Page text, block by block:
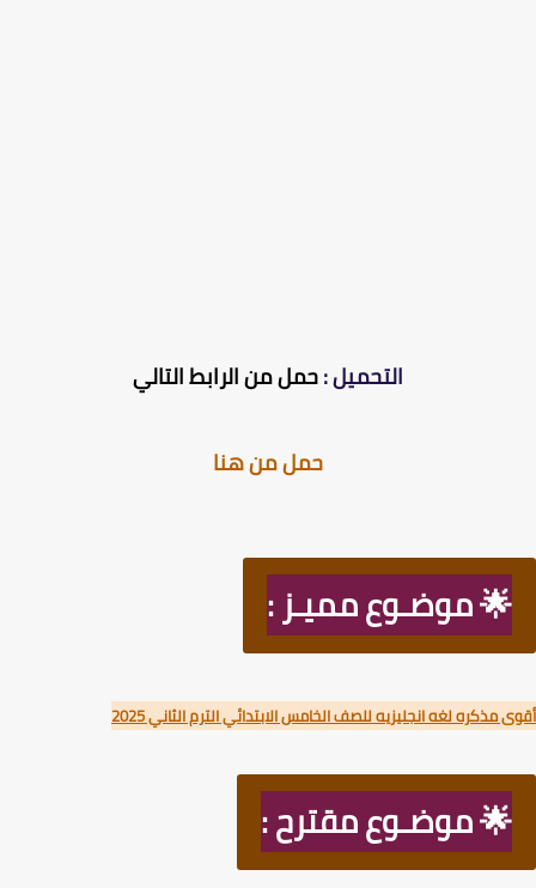
التحميل :حمل من الرابط التالي
حمل من هنا
🌟 موضـوع مميـز :
مذكره لغه انجليزيه للصف الخامس الابتدائي الترم الثاني 2025
🌟 موضـوع مقترح :